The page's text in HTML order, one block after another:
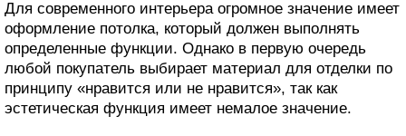
Для современного интерьера огромное значение имеет
оформление потолка, который должен выполнять
определенные функции. Однако в первую очередь
любой покупатель выбирает материал для отделки по
принципу «нравится или не нравится», так как
эстетическая функция имеет немалое значение.